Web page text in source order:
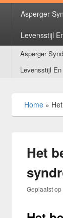
Asperger
Levensstijl
SubmenuAsperger
Levensstijl
Home »
Het
Geplaatst op